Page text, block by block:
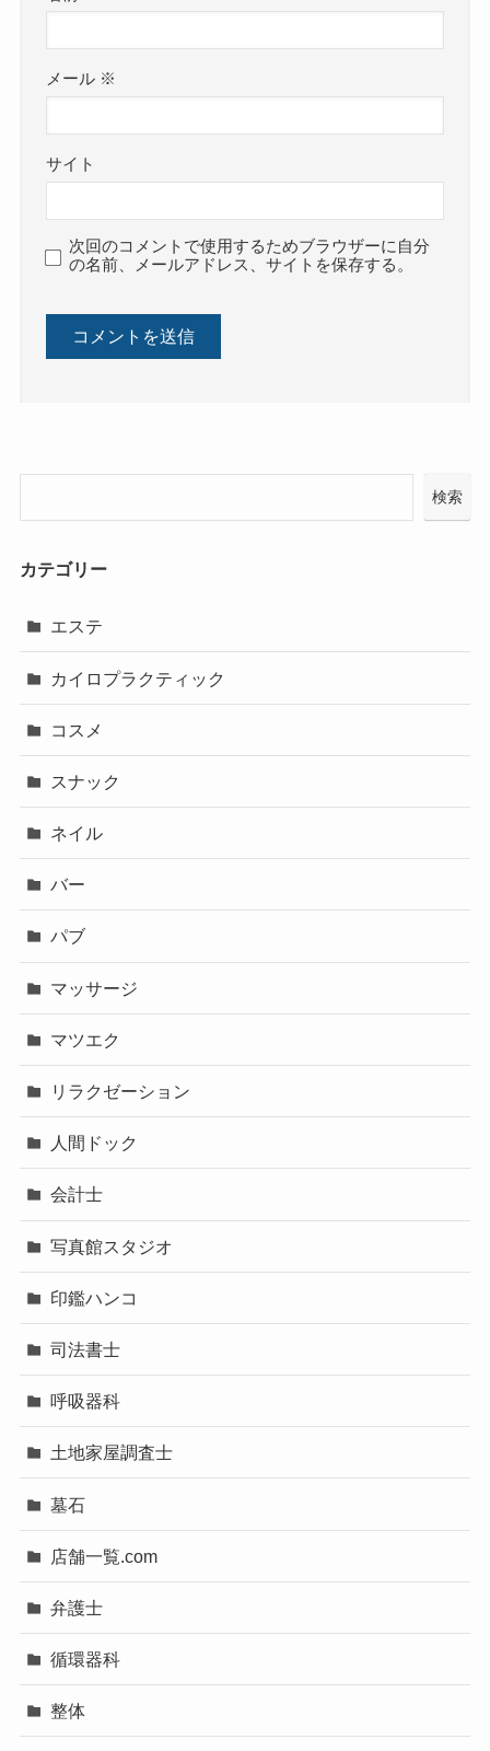
メール ※
サイト
次回のコメントで使用するためブラウザーに自分
の名前、メールアドレス、サイトを保存する。
検索
カテゴリー
エステ
カイロプラクティック
コスメ
スナック
ネイル
バー
パブ
マッサージ
マツエク
リラクゼーション
人間ドック
会計士
写真館スタジオ
印鑑ハンコ
司法書士
呼吸器科
土地家屋調査士
墓石
店舗一覧.com
弁護士
循環器科
整体